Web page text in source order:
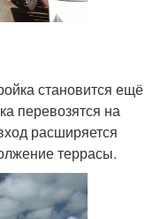
становится ещё
перевозятся на
расширяется
террасы.